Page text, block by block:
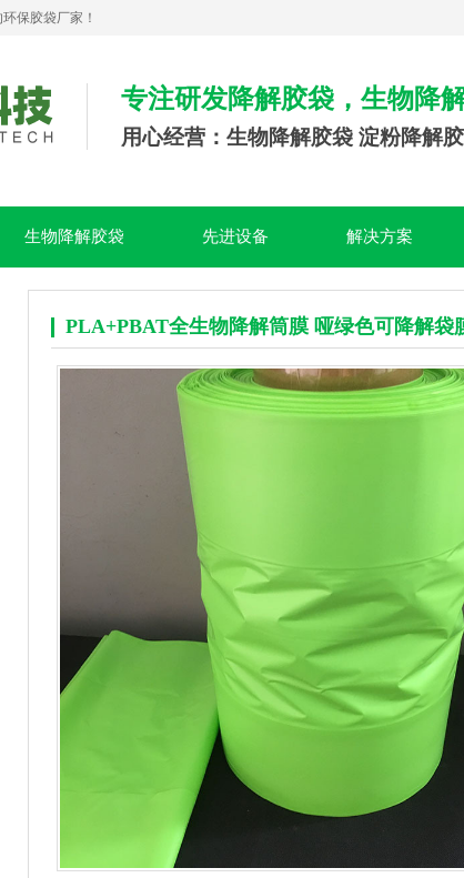
保胶袋厂家！
专注研发降解胶袋，生物降
用心经营：生物降解胶袋 淀粉降解
生物降解胶袋 先进设备 解决方案
PLA+PBAT全生物降解筒膜 哑绿色可降解袋